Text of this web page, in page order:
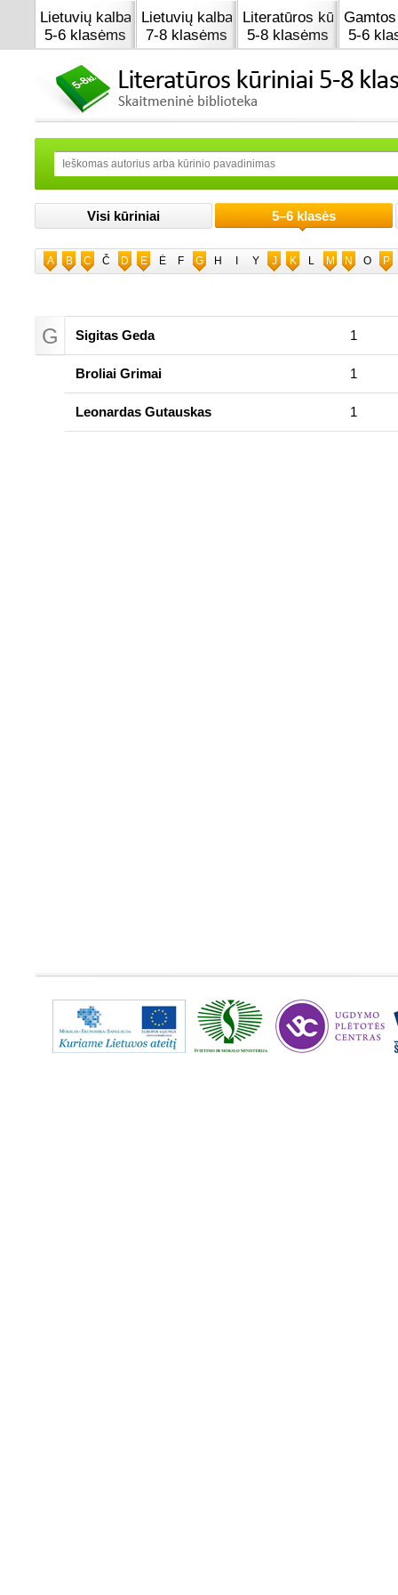
Lietuvių kalba
5-6 klasėms
Lietuvių kalba
7-8 klasėms
Literatūros kūrinai
5-8 klasėms
5-6
Visi kūriniai 5–6 klasės
A B C Č D E Ė F G H Y J K L M N O P
G Sigitas Geda 1
Broliai Grimai 1
Leonardas Gutauskas 1